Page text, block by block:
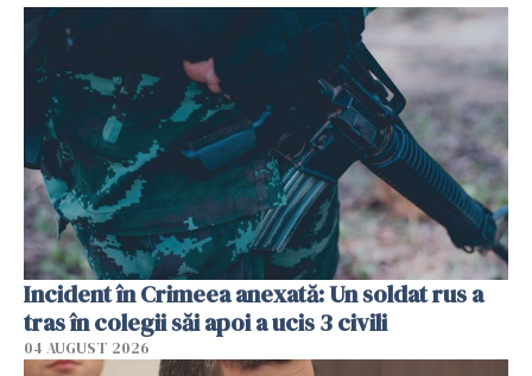
Incident în Crimeea anexată: Un soldat rus a
tras în colegii săi apoi a ucis 3 civili
04 AUGUST 2026